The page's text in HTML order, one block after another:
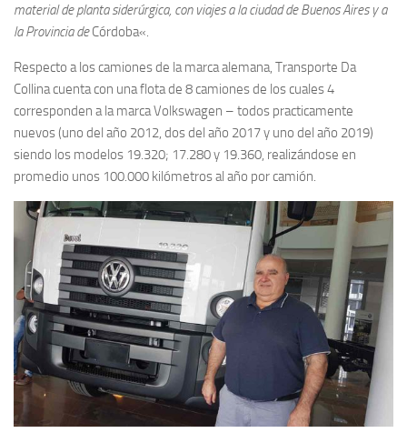
material de planta siderúrgica, con viajes a la ciudad de Buenos Aires y a
la Provincia deCórdoba«.
Respecto a los camiones de la marca alemana, Transporte Da
Collina cuenta con una flota de 8 camiones de los cuales 4
corresponden a la marca Volkswagen – todos practicamente
nuevos (uno del año 2012, dos del año 2017 y uno del año 2019)
siendo los modelos 19.320; 17.280 y 19.360, realizándose en
promedio unos 100.000 kilómetros al año por camión.